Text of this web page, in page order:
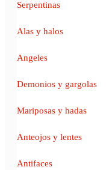
Serpentinas
Alas y halos
Angeles
Demonios y gargolas
Mariposas y hadas
Anteojos y lentes
Antifaces